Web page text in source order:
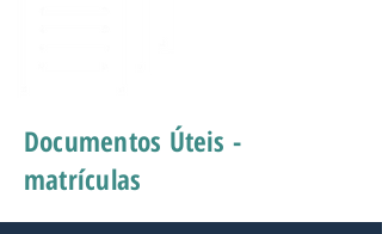
Documentos Úteis -
matrículas